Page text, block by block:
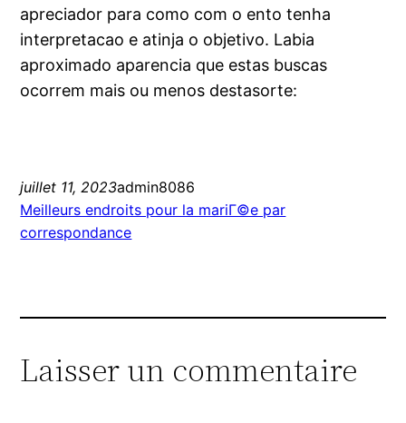
apreciador para como com o ento tenha
interpretacao e atinja o objetivo. Labia
aproximado aparencia que estas buscas
ocorrem mais ou menos destasorte:
juillet 11, 2023admin8086
Meilleurs endroits pour la mariГ©e par
correspondance
Laisser un commentaire